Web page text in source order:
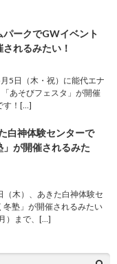
パークでGWイベント
されるみたい！
5日（木・祝）に能代エナ
あそびフェスタ」が開催
す！[…]
白神体験センターで
」が開催されるみた
木）、あきた白神体験セ
塾」が開催されるみたい
）まで、[…]